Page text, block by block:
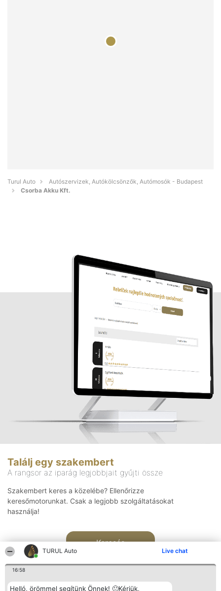
TURUL Auto Live chat
16:58
Helló, örömmel segítünk Önnek! 🙂Kérjük,
Turul Auto
Autószervizek, Autókölcsönzők, Autómosók - Budapest
Csorba Akku Kft.
Találj egy szakembert
A rangsor az iparág legjobbjait gyűjti össze
Szakembert keres a közelébe? Ellenőrizze
keresőmotorunkat. Csak a legjobb szolgáltatásokat
használja!
Keresés